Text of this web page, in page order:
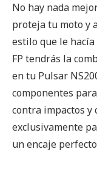
No hay nada
proteja tu moto y
estilo que le
FP tendrás la
en tu Pulsar
componentes
contra impactos y
exclusivamente
un encaje